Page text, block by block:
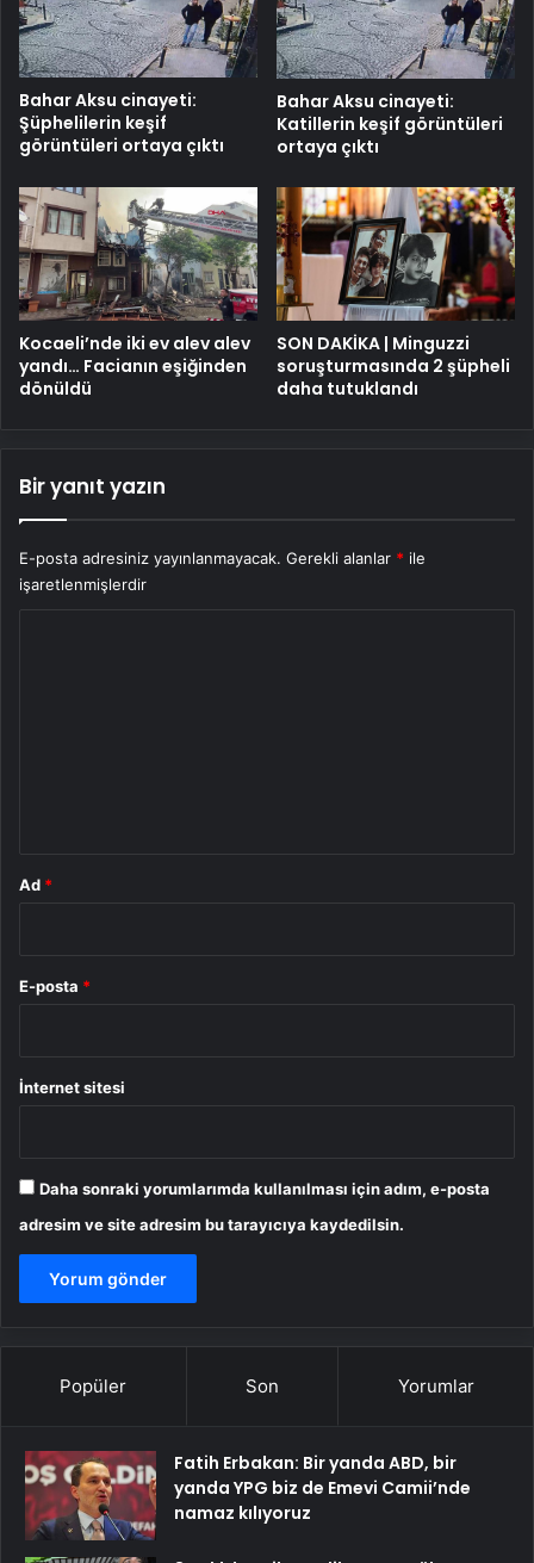
Bahar Aksu cinayeti:
Şüphelilerin keşif
görüntüleri ortaya çıktı
Bahar Aksu cinayeti:
Katillerin keşif görüntüleri
ortaya çıktı
Kocaeli’nde iki ev alev alev
yandı… Facianın eşiğinden
dönüldü
SON DAKİKA | Minguzzi
soruşturmasında 2 şüpheli
daha tutuklandı
Bir yanıt yazın
E-posta adresiniz yayınlanmayacak. Gerekli alanlar * ile
işaretlenmişlerdir
Ad *
E-posta *
İnternet sitesi
Daha sonraki yorumlarımda kullanılması için adım, e-posta
adresim ve site adresim bu tarayıcıya kaydedilsin.
Popüler Son Yorumlar
Fatih Erbakan: Bir yanda ABD, bir
yanda YPG biz de Emevi Camii’nde
namaz kılıyoruz